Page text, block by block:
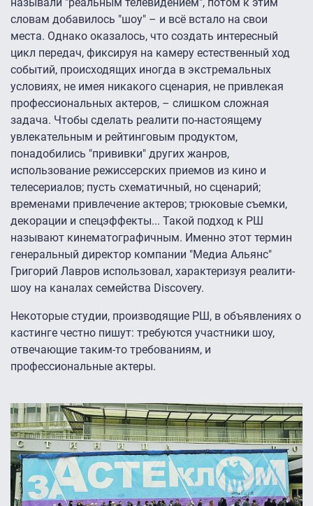
словам добавилось "шоу" – и всё встало на свои
места. Однако оказалось, что создать интересный
цикл передач, фиксируя на камеру естественный ход
событий, происходящих иногда в экстремальных
условиях, не имея никакого сценария, не привлекая
профессиональных актеров, – слишком сложная
задача. Чтобы сделать реалити по-настоящему
увлекательным и рейтинговым продуктом,
понадобились "прививки" других жанров,
использование режиссерских приемов из кино и
телесериалов; пусть схематичный, но сценарий;
временами привлечение актеров; трюковые съемки,
декорации и спецэффекты... Такой подход к РШ
называют кинематографичным. Именно этот термин
генеральный директор компании "Медиа Альянс"
Григорий Лавров использовал, характеризуя реалити-
шоу на каналах семейства Discovery.
Некоторые студии, производящие РШ, в объявлениях о
кастинге честно пишут: требуются участники шоу,
отвечающие таким-то требованиям, и
профессиональные актеры.